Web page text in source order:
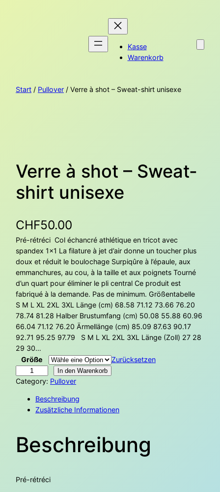
Kasse
Warenkorb
Start / Pullover / Verre à shot – Sweat-shirt unisexe
Verre à shot – Sweat-
shirt unisexe
CHF50.00
Pré-rétréci Col échancré athlétique en tricot avec
spandex 1×1 La filature à jet d’air donne un toucher plus
doux et réduit le boulochage Surpiqûre à l’épaule, aux
emmanchures, au cou, à la taille et aux poignets Tourné
d’un quart pour éliminer le pli central Ce produit est
fabriqué à la demande. Pas de minimum. Größentabelle
S M L XL 2XL 3XL Länge (cm) 68.58 71.12 73.66 76.20
78.74 81.28 Halber Brustumfang (cm) 50.08 55.88 60.96
66.04 71.12 76.20 Ärmellänge (cm) 85.09 87.63 90.17
92.71 95.25 97.79 S M L XL 2XL 3XL Länge (Zoll) 27 28
29 30…
Größe
Zurücksetzen
e
s
–
In den Warenkorb
Category: Pullover
Beschreibung
Zusätzliche Informationen
Beschreibung
Pré-rétréci